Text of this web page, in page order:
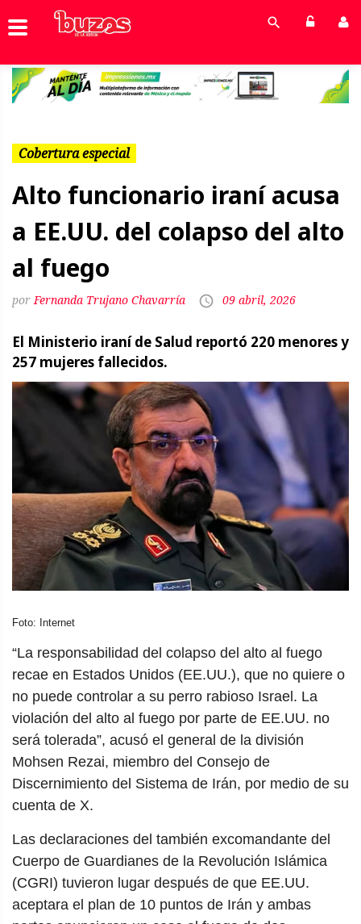
Previous Next
Cobertura especial
Alto funcionario iraní acusa
a EE.UU. del colapso del alto
al fuego
Fernanda Trujano Chavarría 09 abril, 2026
El Ministerio iraní de Salud reportó 220 menores y
257 mujeres fallecidos.
Foto: Internet
“La responsabilidad del colapso del alto al fuego
recae en Estados Unidos (EE.UU.), que no quiere o
no puede controlar a su perro rabioso Israel. La
violación del alto al fuego por parte de EE.UU. no
será tolerada”, acusó el general de la división
Mohsen Rezai, miembro del Consejo de
Discernimiento del Sistema de Irán, por medio de su
cuenta de X.
Las declaraciones del también excomandante del
Cuerpo de Guardianes de la Revolución Islámica
(CGRI) tuvieron lugar después de que EE.UU.
aceptara el plan de 10 puntos de Irán y ambas